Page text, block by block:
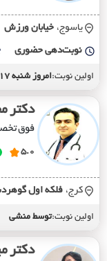
یاسوج، خيابان ورزش
نوبت‌دهی حضوری
اولین نوبت:امروز شنبه 17مرداد 3ظهر
دکتر
فوق
5.0
کرج، فلکه اول
اولین نوبت:توسط منشی
دکتر